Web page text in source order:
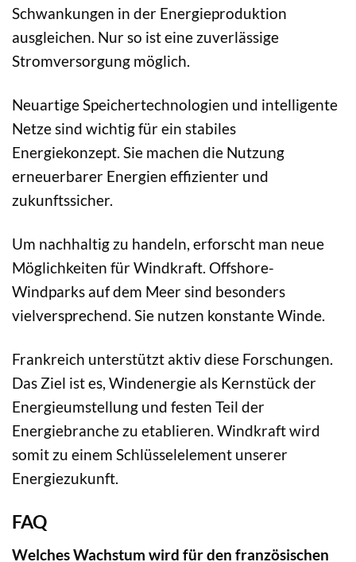
Schwankungen in der Energieproduktion
ausgleichen. Nur so ist eine zuverlässige
Stromversorgung möglich.
Neuartige Speichertechnologien und intelligente
Netze sind wichtig für ein stabiles
Energiekonzept. Sie machen die Nutzung
erneuerbarer Energien effizienter und
zukunftssicher.
Um nachhaltig zu handeln, erforscht man neue
Möglichkeiten für Windkraft. Offshore-
Windparks auf dem Meer sind besonders
vielversprechend. Sie nutzen konstante Winde.
Frankreich unterstützt aktiv diese Forschungen.
Das Ziel ist es, Windenergie als Kernstück der
Energieumstellung und festen Teil der
Energiebranche zu etablieren. Windkraft wird
somit zu einem Schlüsselelement unserer
Energiezukunft.
FAQ
Welches Wachstum wird für den französischen